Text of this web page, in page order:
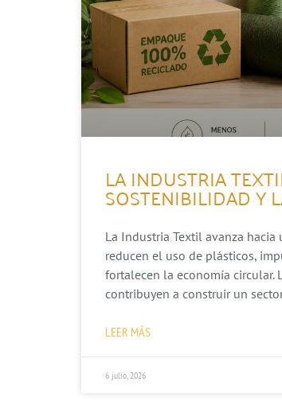
LA INDUSTRIA
SOSTENIBILIDAD Y
La Industria Textil avanza
reducen el uso de plásticos,
fortalecen la economía circular.
contribuyen a construir un
LEER MÁS
6 julio, 2026